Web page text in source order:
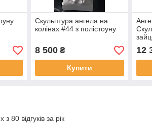
Скульптура ангела на
колінах #44 з полістоуну
8 500₴
Купити
12
80 відгуків за рік